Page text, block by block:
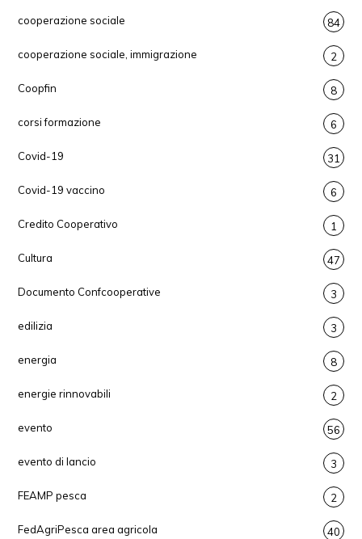
cooperazione sociale 84
cooperazione sociale, immigrazione 2
Coopfin 8
corsi formazione 6
Covid-19 31
Covid-19 vaccino 6
Credito Cooperativo 1
Cultura 47
Documento Confcooperative 3
edilizia 3
energia 8
energie rinnovabili 2
evento 56
evento di lancio 3
FEAMP pesca 2
FedAgriPesca area agricola 40